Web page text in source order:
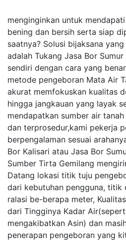
menginginkan untuk
bening dan bersih serta siap
saatnya? Solusi bijaksana
adalah Tukang Jasa Bor
sendiri dengan cara yang
metode pengeboran Mata Air
akurat memfokuskan kualitas
hingga jangkauan yang layak
mendapatkan sumber air
dan terprosedur,kami pekerja
berpengalaman sesuai
Bor Kalisari atau Jasa Bor
Sumber Tirta Gemilang
Datang lokasi titik tuju
dari kebutuhan pengguna, titik
ralasi be-berapa meter,
dari Tingginya Kadar
mengakibatkan Asin) dan
penerapan pengeboran yang